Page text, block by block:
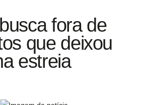
fora de
que deixou
estreia